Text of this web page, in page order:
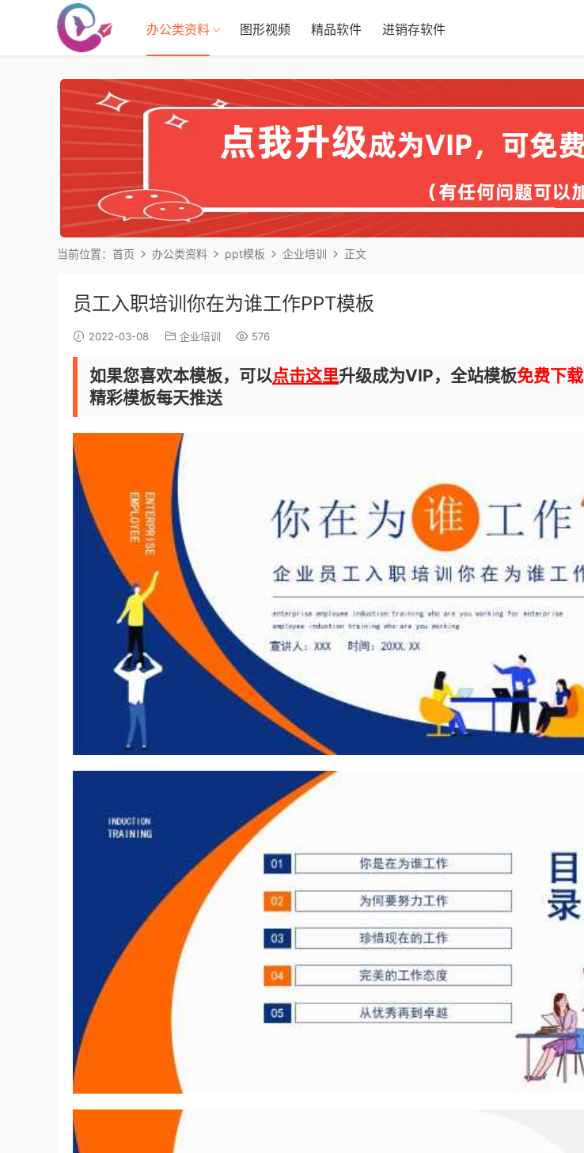
办公类资料 图形视频 精品软件 进销存软件
当前位置： 首页 办公类资料 ppt模板 企业培训 正文
员工入职培训你在为谁工作PPT模板
2022-03-08 企业培训 576
如果您喜欢本模板，可以点击这里升级成为VIP，全站模板免费下载
精彩模板每天推送